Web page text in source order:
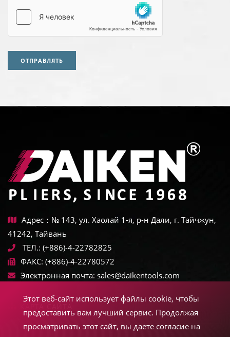
ОТПРАВЛЯТЬ
Адрес：№ 143, ул. Хаолай 1-я, р-н Дали, г. Тайчжун,
41242, Тайвань
ТЕЛ.: (+886)-4-22782825
ФАКС: (+886)-4-22780572
Электронная почта: sales@daikentools.com
Этот веб-сайт использует файлы cookie, чтобы
предоставить вам лучший сервис. Продолжая
просматривать этот сайт, вы даете согласие на